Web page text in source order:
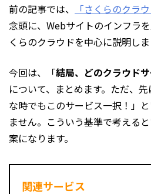
前の記事では、
「さくらのクラ
念頭に、Webサイトのインフラ
くらのクラウドを中心に説明しま
今回は、「結局、どのクラウド
について、まとめます。ただ、
な時でもこのサービス一択！」
ません。こういう基準で考える
案になります。
関連サービス